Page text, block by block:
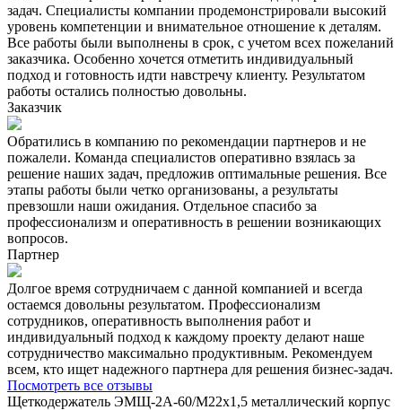
задач. Специалисты компании продемонстрировали высокий
уровень компетенции и внимательное отношение к деталям.
Все работы были выполнены в срок, с учетом всех пожеланий
заказчика. Особенно хочется отметить индивидуальный
подход и готовность идти навстречу клиенту. Результатом
работы остались полностью довольны.
Заказчик
Обратились в компанию по рекомендации партнеров и не
пожалели. Команда специалистов оперативно взялась за
решение наших задач, предложив оптимальные решения. Все
этапы работы были четко организованы, а результаты
превзошли наши ожидания. Отдельное спасибо за
профессионализм и оперативность в решении возникающих
вопросов.
Партнер
Долгое время сотрудничаем с данной компанией и всегда
остаемся довольны результатом. Профессионализм
сотрудников, оперативность выполнения работ и
индивидуальный подход к каждому проекту делают наше
сотрудничество максимально продуктивным. Рекомендуем
всем, кто ищет надежного партнера для решения бизнес-задач.
Посмотреть все отзывы
Щеткодержатель ЭМЩ-2А-60/М22х1,5 металлический корпус